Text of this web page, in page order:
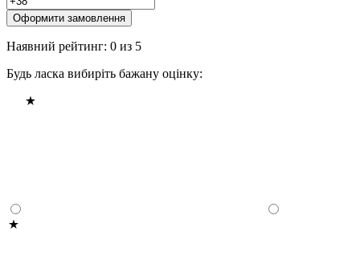
Оформити замовлення
Наявний рейтинг: 0 из 5
Будь ласка вибиріть бажану оцінку: